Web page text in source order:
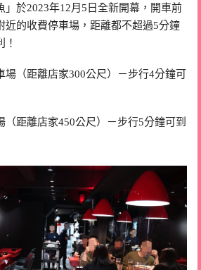
於2023年12月5日全新開幕，開車前
近的收費停車場，距離都不超過5分鐘
！
場（距離店家300公尺）－步行4分鐘可
（距離店家450公尺）－步行5分鐘可到